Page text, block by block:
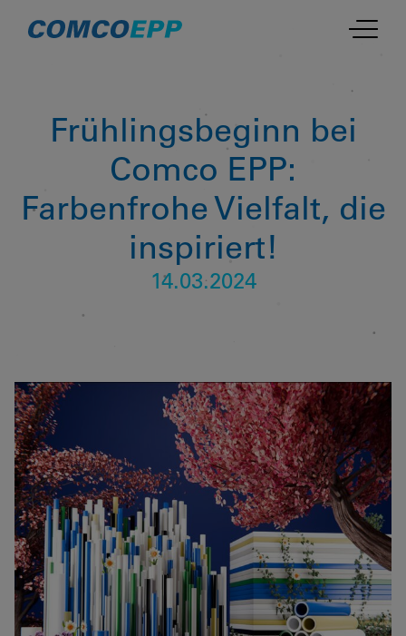
Frühlingsbeginn bei
Comco EPP:
Farbenfrohe Vielfalt, die
inspiriert!
14.03.2024